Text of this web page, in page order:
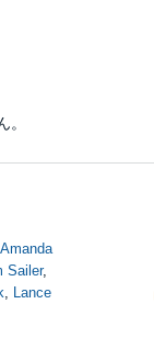
。
Amanda
Sailer,
, Lance